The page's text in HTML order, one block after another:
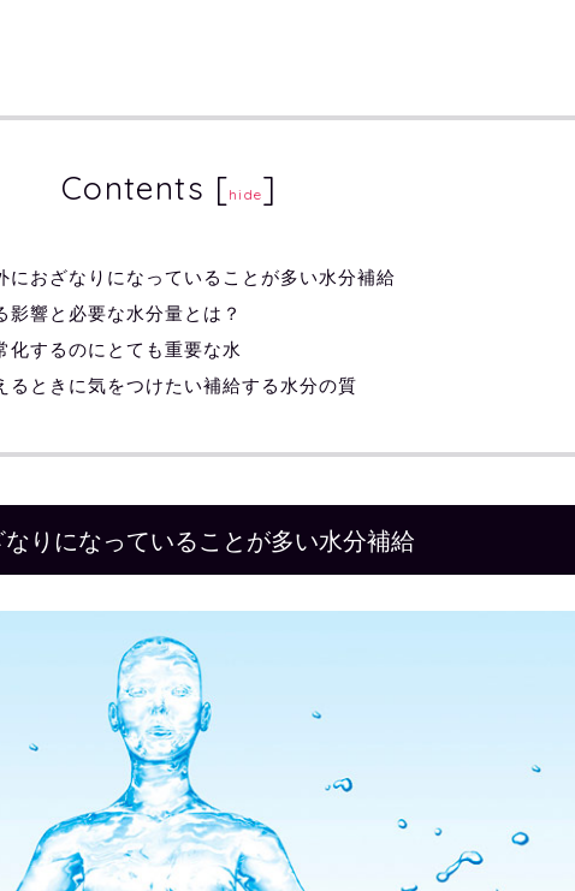
Contents [hide]
におざなりになっていることが多い水分補給
影響と必要な水分量とは？
化するのにとても重要な水
るときに気をつけたい補給する水分の質
りになっていることが多い水分補給